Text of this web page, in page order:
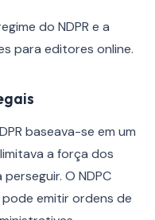
do NDPR e a
para editores online.
baseava-se em um
a força dos
O NDPC
emitir ordens de